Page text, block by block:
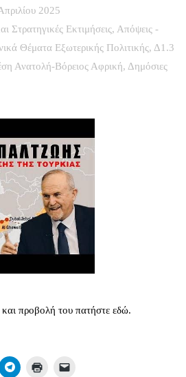
2025
Στρατηγικές Εκτιμήσεις, Απόψεις -
Θέματα Εξωτερικής Πολιτικής, Δ1.3
Ανατολή-Βόρειος Αφρική, Δημόσιες
προβολή του πατήστε εδώ.